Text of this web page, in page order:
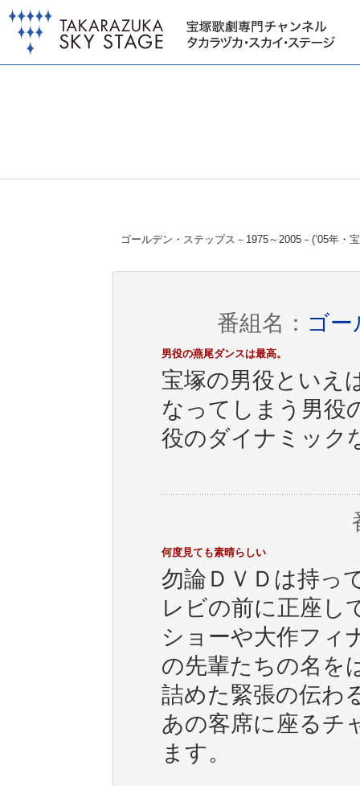
ゴールデン・ステップス－1975～2005－(’05年・
番組名： ゴー
男役の燕尾ダンスは最高。
宝塚の男役といえ
なってしまう男役
役のダイナミック
何度見ても素晴らしい
勿論ＤＶＤは持っ
レビの前に正座し
ショーや大作フィ
の先輩たちの名を
詰めた緊張の伝わ
あの客席に座るチ
ます。